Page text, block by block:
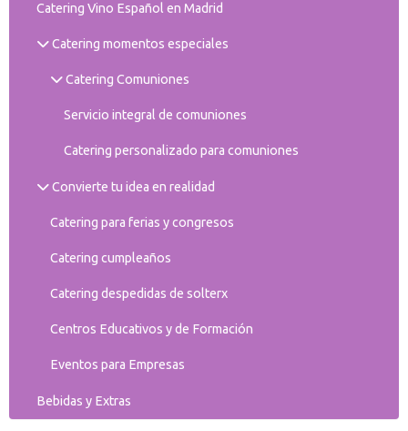
Catering Vino Español en Madrid
Catering momentos especiales
Catering Comuniones
Servicio integral de comuniones
Catering personalizado para comuniones
Convierte tu idea en realidad
Catering para ferias y congresos
Catering cumpleaños
Catering despedidas de solterx
Centros Educativos y de Formación
Eventos para Empresas
Bebidas y Extras